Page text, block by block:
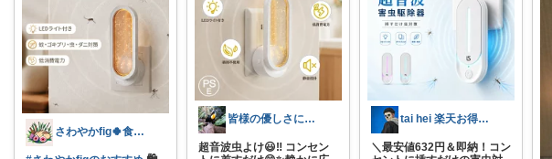
さわやかfig🍀食と暮らしを楽しむ
皆様の優しさに感謝です✨happyミルク
超音波虫よけ😃‼️ コンセン
tai hei 楽天お得情報🉐
＼最安値632円＆即納！コン